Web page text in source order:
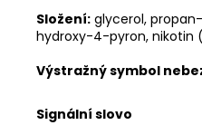
Složení: glycerol,
hydroxy-4-pyron, nikotin
Výstražný symbol
Signální slovo